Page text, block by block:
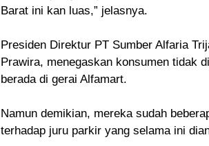
Barat ini kan luas,” jelasnya.
Presiden Direktur PT Sumber Alfaria
Prawira, menegaskan konsumen tidak
berada di gerai Alfamart.
Namun demikian, mereka sudah
terhadap juru parkir yang selama ini